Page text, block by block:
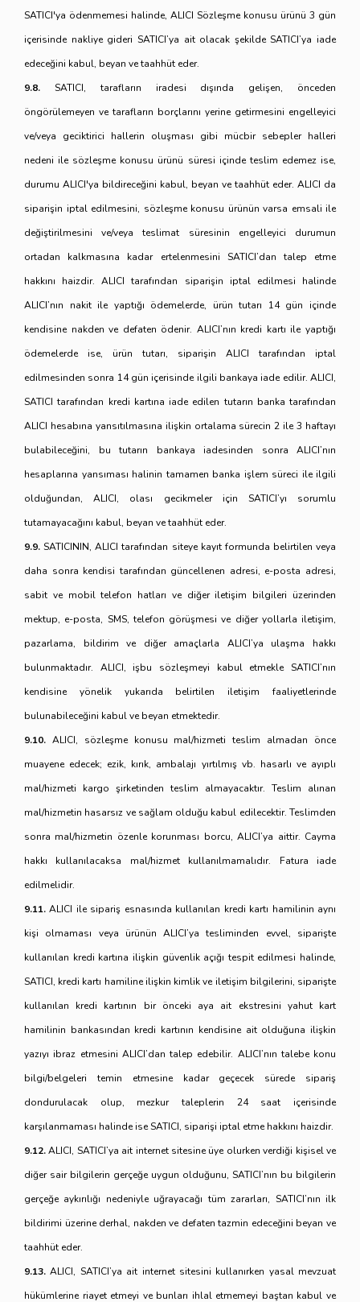
SATICI'ya ödenmemesi halinde, ALICI Sözleşme konusu ürünü 3 gün
içerisinde nakliye gideri SATICI’ya ait olacak şekilde SATICI’ya iade
edeceğini kabul, beyan ve taahhüt eder.
9.8. SATICI, tarafların iradesi dışında gelişen, önceden
öngörülemeyen ve tarafların borçlarını yerine getirmesini engelleyici
ve/veya geciktirici hallerin oluşması gibi mücbir sebepler halleri
nedeni ile sözleşme konusu ürünü süresi içinde teslim edemez ise,
durumu ALICI'ya bildireceğini kabul, beyan ve taahhüt eder. ALICI da
siparişin iptal edilmesini, sözleşme konusu ürünün varsa emsali ile
değiştirilmesini ve/veya teslimat süresinin engelleyici durumun
ortadan kalkmasına kadar ertelenmesini SATICI’dan talep etme
hakkını haizdir. ALICI tarafından siparişin iptal edilmesi halinde
ALICI’nın nakit ile yaptığı ödemelerde, ürün tutarı 14 gün içinde
kendisine nakden ve defaten ödenir. ALICI’nın kredi kartı ile yaptığı
ödemelerde ise, ürün tutarı, siparişin ALICI tarafından iptal
edilmesinden sonra 14 gün içerisinde ilgili bankaya iade edilir. ALICI,
SATICI tarafından kredi kartına iade edilen tutarın banka tarafından
ALICI hesabına yansıtılmasına ilişkin ortalama sürecin 2 ile 3 haftayı
bulabileceğini, bu tutarın bankaya iadesinden sonra ALICI’nın
hesaplarına yansıması halinin tamamen banka işlem süreci ile ilgili
olduğundan, ALICI, olası gecikmeler için SATICI’yı sorumlu
tutamayacağını kabul, beyan ve taahhüt eder.
9.9. SATICININ, ALICI tarafından siteye kayıt formunda belirtilen veya
daha sonra kendisi tarafından güncellenen adresi, e-posta adresi,
sabit ve mobil telefon hatları ve diğer iletişim bilgileri üzerinden
mektup, e-posta, SMS, telefon görüşmesi ve diğer yollarla iletişim,
pazarlama, bildirim ve diğer amaçlarla ALICI’ya ulaşma hakkı
bulunmaktadır. ALICI, işbu sözleşmeyi kabul etmekle SATICI’nın
kendisine yönelik yukarıda belirtilen iletişim faaliyetlerinde
bulunabileceğini kabul ve beyan etmektedir.
9.10. ALICI, sözleşme konusu mal/hizmeti teslim almadan önce
muayene edecek; ezik, kırık, ambalajı yırtılmış vb. hasarlı ve ayıplı
mal/hizmeti kargo şirketinden teslim almayacaktır. Teslim alınan
mal/hizmetin hasarsız ve sağlam olduğu kabul edilecektir. Teslimden
sonra mal/hizmetin özenle korunması borcu, ALICI’ya aittir. Cayma
hakkı kullanılacaksa mal/hizmet kullanılmamalıdır. Fatura iade
edilmelidir.
9.11. ALICI ile sipariş esnasında kullanılan kredi kartı hamilinin aynı
kişi olmaması veya ürünün ALICI’ya tesliminden evvel, siparişte
kullanılan kredi kartına ilişkin güvenlik açığı tespit edilmesi halinde,
SATICI, kredi kartı hamiline ilişkin kimlik ve iletişim bilgilerini, siparişte
kullanılan kredi kartının bir önceki aya ait ekstresini yahut kart
hamilinin bankasından kredi kartının kendisine ait olduğuna ilişkin
yazıyı ibraz etmesini ALICI’dan talep edebilir. ALICI’nın talebe konu
bilgi/belgeleri temin etmesine kadar geçecek sürede sipariş
dondurulacak olup, mezkur taleplerin 24 saat içerisinde
karşılanmaması halinde ise SATICI, siparişi iptal etme hakkını haizdir.
9.12.ALICI, SATICI’ya ait internet sitesine üye olurken verdiği kişisel ve
diğer sair bilgilerin gerçeğe uygun olduğunu, SATICI’nın bu bilgilerin
gerçeğe aykırılığı nedeniyle uğrayacağı tüm zararları, SATICI’nın ilk
bildirimi üzerine derhal, nakden ve defaten tazmin edeceğini beyan ve
taahhüt eder.
9.13. ALICI, SATICI’ya ait internet sitesini kullanırken yasal mevzuat
hükümlerine riayet etmeyi ve bunları ihlal etmemeyi baştan kabul ve